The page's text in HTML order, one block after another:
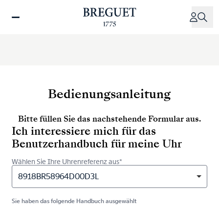
zum
Bedienungsanleitung
Bitte füllen Sie das nachstehende Formular aus.
Ich interessiere mich für das
Benutzerhandbuch für meine Uhr
Wählen Sie Ihre Uhrenreferenz aus*
8918BR58964D00D3L
Sie haben das folgende Handbuch ausgewählt